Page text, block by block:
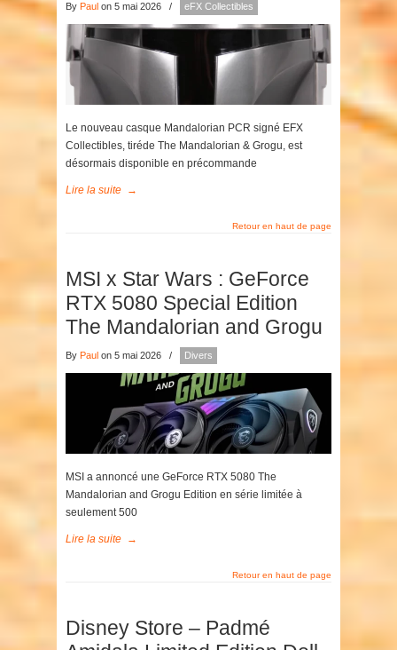
By Paul on 5 mai 2026 / eFX Collectibles
Le nouveau casque Mandalorian PCR signé EFX
Collectibles, tiréde The Mandalorian & Grogu, est
désormais disponible en précommande
Lire la suite →
Retour en haut de page
MSI x Star Wars : GeForce
RTX 5080 Special Edition
The Mandalorian and Grogu
By Paul on 5 mai 2026 / Divers
MSI a annoncé une GeForce RTX 5080 The
Mandalorian and Grogu Edition en série limitée à
seulement 500
Lire la suite →
Retour en haut de page
Disney Store – Padmé